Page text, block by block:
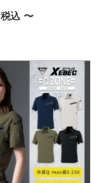
税込 〜